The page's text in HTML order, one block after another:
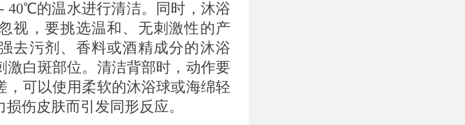
40℃的温水进行清洁。同时，沐浴
视，要挑选温和、无刺激性的产
去污剂、香料或酒精成分的沐浴
激白斑部位。清洁背部时，动作要
，可以使用柔软的沐浴球或海绵轻
伤皮肤而引发同形反应。